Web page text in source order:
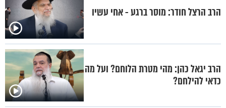
הרב הרצל חודר: מוסר ברגע - אחי עשיו
הרב יגאל כהן: מהי מטרת הלוחם? ועל מה
כדאי להילחם?